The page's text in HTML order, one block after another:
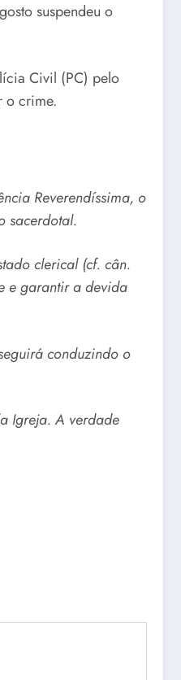
suspendeu o
Civil (PC) pelo
o crime.
Reverendíssima, o
sacerdotal.
clerical (cf. cân.
e garantir a devida
conduzindo o
Igreja. A verdade